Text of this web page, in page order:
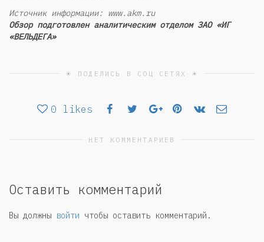
Источник информации: www.akm.ru
Обзор подготовлен аналитическим отделом ЗАО «ИГ
«ВЕЛЬДЕГА»
☀ ПОДЕЛИСЬ В СОЦ СЕТЯХ ☀
0 likes
НЕТ КОММЕНТАРИЕВ
Оставить комментарий
Вы должны войти чтобы оставить комментарий.